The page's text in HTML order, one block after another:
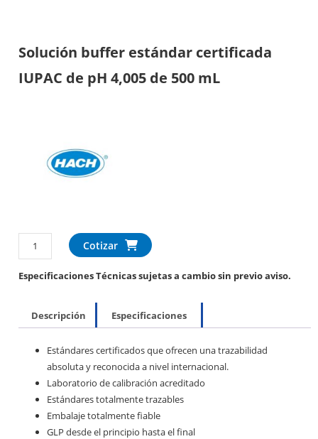
Solución buffer estándar certificada
IUPAC de pH 4,005 de 500 mL
Cotizar
Especificaciones Técnicas sujetas a cambio sin previo aviso.
Descripción Especificaciones
Estándares certificados que ofrecen una trazabilidad
absoluta y reconocida a nivel internacional.
Laboratorio de calibración acreditado
Estándares totalmente trazables
Embalaje totalmente fiable
GLP desde el principio hasta el final